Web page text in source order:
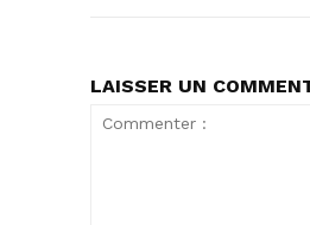
LAISSER UN